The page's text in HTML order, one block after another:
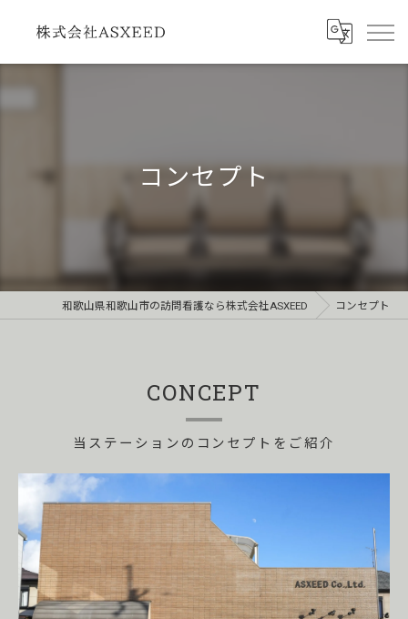
コンセプト
和歌山県和歌山市の訪問看護なら株式会社ASXEED コンセプト
当ステーションのコンセプトをご紹介
CONCEPT